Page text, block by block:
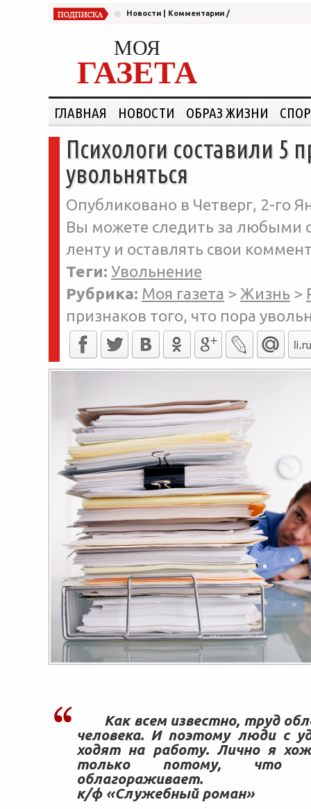
Новости Комментарии /
МОЯ
ГАЗЕТА
ГЛАВНАЯ НОВОСТИ ОБРАЗ ЖИЗНИ
Психологи составили 5
увольняться
Опубликовано в Четверг, 2-го
Вы можете следить за любыми
ленту и оставлять свои
Теги: Увольнение
Рубрика: Моя газета > Жизнь >
признаков того, что пора
Как всем известно, труд
человека. И поэтому люди с
ходят на работу. Лично я
только потому, что
облагораживает.
к/ф «Служебный роман»